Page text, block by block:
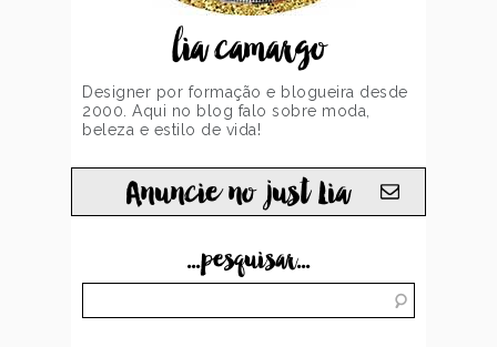
lia camargo
Designer por formação e blogueira desde
2000. Aqui no blog falo sobre moda,
beleza e estilo de vida!
Anuncie no just Lia
...pesquisar...